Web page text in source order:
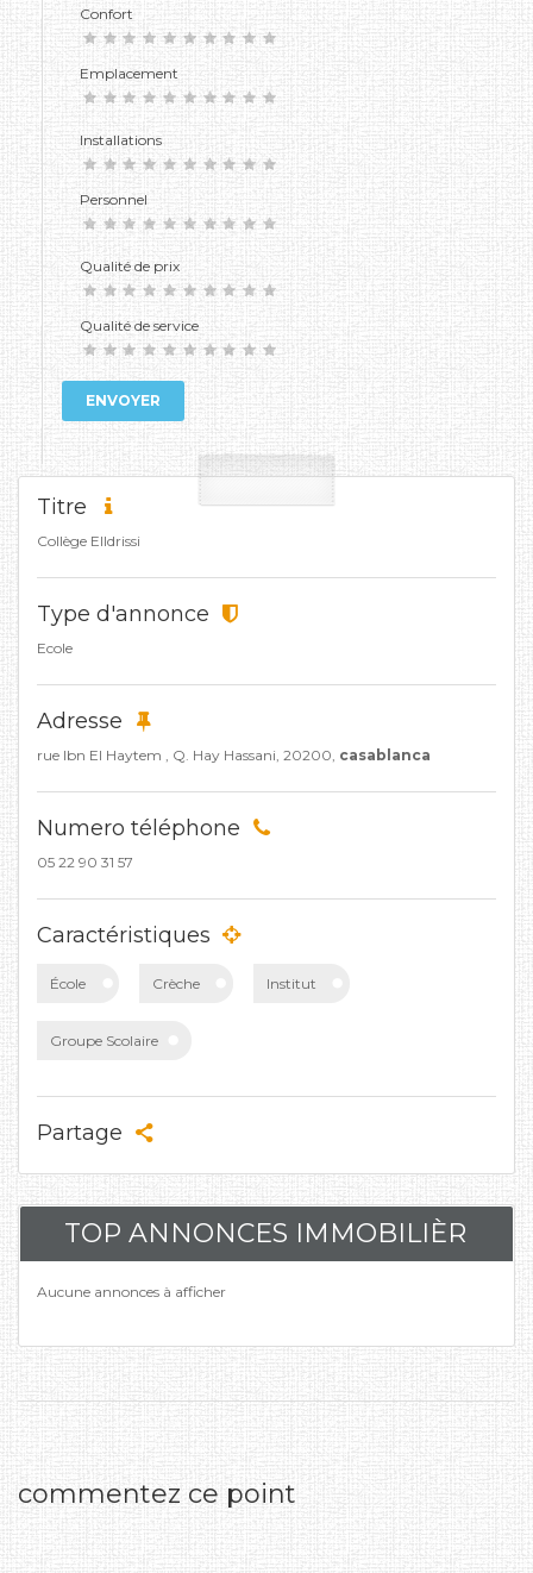
Confort
Emplacement
Installations
Personnel
Qualité de prix
Qualité de service
ENVOYER
Titre
Collège ElIdrissi
Type d'annonce
Ecole
Adresse
rue Ibn El Haytem , Q. Hay Hassani, 20200, casablanca
Numero téléphone
05 22 90 31 57
Caractéristiques
École Crèche Institut
Groupe Scolaire
Partage
TOP ANNONCES IMMOBILIÈR
Aucune annonces à afficher
commentez ce point